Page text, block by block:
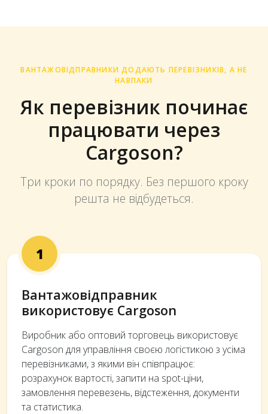
ВАНТАЖОВІДПРАВНИКИ ДОДАЮТЬ ПЕРЕВІЗНИКІВ, А НЕ
НАВПАКИ
Як перевізник починає
працювати через
Cargoson?
Три кроки по порядку. Без першого кроку
решта не відбудеться.
1
Вантажовідправник
використовує Cargoson
Виробник або оптовий торговець використовує
Cargoson для управління своєю логістикою з усіма
перевізниками, з якими він співпрацює:
розрахунок вартості, запити на spot-ціни,
замовлення перевезень, відстеження, документи
та статистика.